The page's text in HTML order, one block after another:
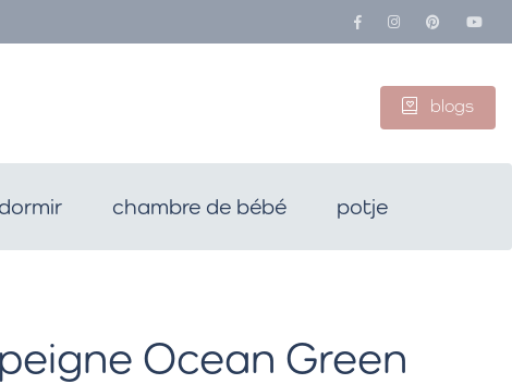
blogs
dormir chambre de bébé potje
Ocean Green